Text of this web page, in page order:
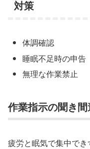
対策
体調確認
睡眠不足時の申告
無理な作業禁止
作業指示の聞き
疲労と眠気で集中でき